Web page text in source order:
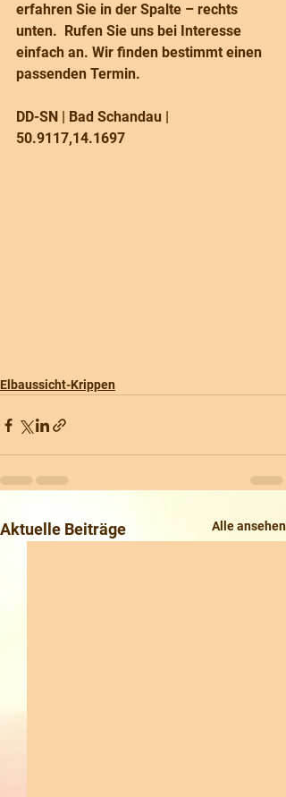
erfahren Sie in der Spalte – rechts
unten.  Rufen Sie uns bei Interesse
einfach an. Wir finden bestimmt einen
passenden Termin.
DD-SN | Bad Schandau |
50.9117,14.1697
Elbaussicht-Krippen
Aktuelle Beiträge Alle ansehen